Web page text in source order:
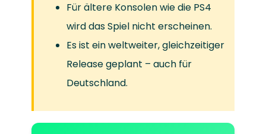
Für ältere Konsolen wie die PS4
wird das Spiel nicht erscheinen.
Es ist ein weltweiter, gleichzeitiger
Release geplant – auch für
Deutschland.